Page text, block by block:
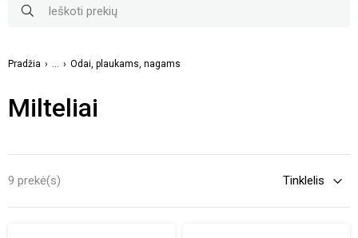
Pradžia ... Odai, plaukams, nagams
Milteliai
9 prekė(s)